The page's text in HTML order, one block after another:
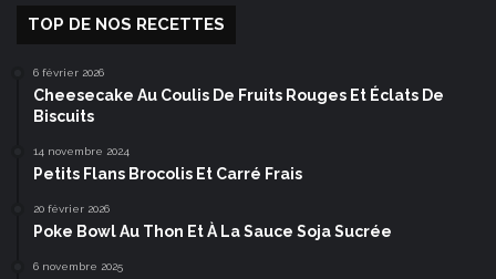
TOP DE NOS RECETTES
6 février 2026
Cheesecake Au Coulis De Fruits Rouges Et Éclats De
Biscuits
14 novembre 2024
Petits Flans Brocolis Et Carré Frais
20 février 2026
Poke Bowl Au Thon Et À La Sauce Soja Sucrée
6 novembre 2025